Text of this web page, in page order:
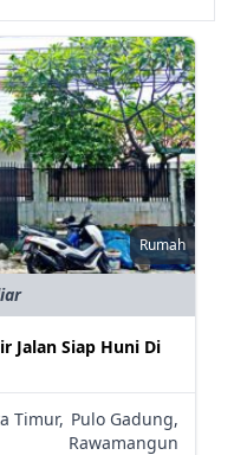
Rumah
Jalan Siap Huni Di
Timur, Pulo Gadung,
Rawamangun